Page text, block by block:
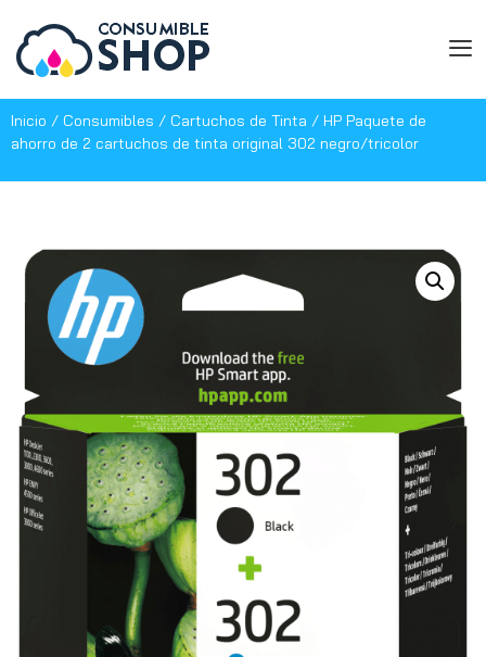
Inicio / Consumibles / Cartuchos de Tinta / HP Paquete de
ahorro de 2 cartuchos de tinta original 302 negro/tricolor